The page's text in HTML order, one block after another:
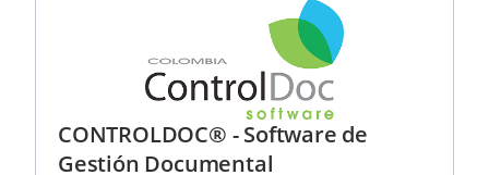
CONTROLDOC® - Software de
Gestión Documental